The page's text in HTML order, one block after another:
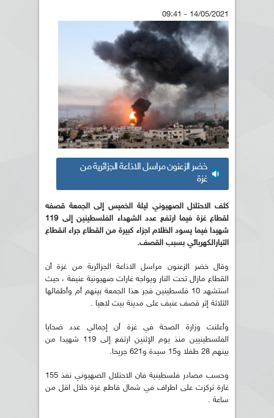
14/05/2021 - 09:41
خضر الزعنون مراسل الاذاعة الجزائرية من
غزة
كثف الاحتلال الصهيوني ليلة الخميس إلى الجمعة قصفه
لقطاع غزة فيما ارتفع عدد الشهداء الفلسطينين إلى 119
شهيدا فيما يسود الظلام اجزاء كبيرة من القطاع جراء انقطاع
التيارالكهربائي بسبب القصف.
وقال خضر الزعنون مراسل الاذاعة الجزائرية من غزة أن
القطاع مازال تحت النار ويواجه غارات صهيونية عنيفة ، حيث
استشهد 10 فلسطينين فجر هذا الجمعة بينهم أم وأطفالها
الثلاثة إثر قصف عنيف على مدينة بيت لاهيا .
وأعلنت وزارة الصحة في غزة أن إجمالي عدد ضحايا
الفلسطينيين منذ يوم الإثنين ارتفع إلى 119 شهيدا من
بينهم 28 طفلا و15 سيدة و621 جريحا.
وحسب مصادر فلسطينية فان الاحتلال الصهيوني نفذ 155
غارة تركزت على اطراف في شمال قاطع غزة خلال اقل من
ساعة .